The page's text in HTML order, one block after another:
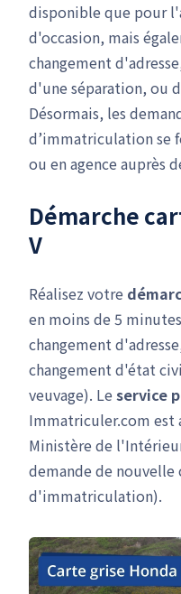
disponible que pour
d'occasion, mais
changement
d'une séparation, ou
Désormais, les
d’immatriculation se
ou en agence auprès
Démarche
V
Réalisez votre
en moins de 5
changement
changement d'état
veuvage). Le service
Immatriculer.com est
Ministère de
demande de
d'immatriculation).